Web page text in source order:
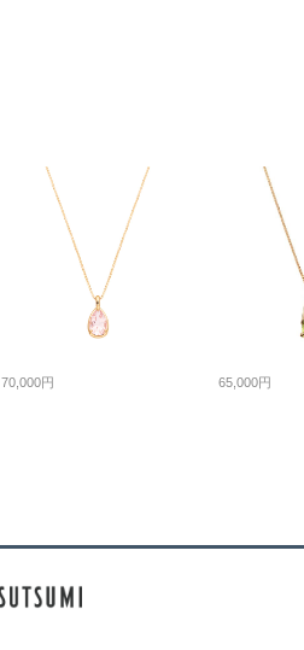
70,000円 65,000円